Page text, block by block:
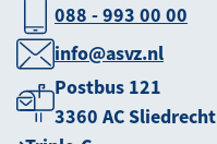
088 - 993 00 00
info@asvz.nl
Postbus 121
3360 AC Sliedrecht